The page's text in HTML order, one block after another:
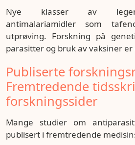
Nye klasser av
antimalariamidler som
utprøving. Forskning på
parasitter og bruk av vaksiner
Publiserte
Fremtredende
forskningssider
Mange studier om
publisert i fremtredende